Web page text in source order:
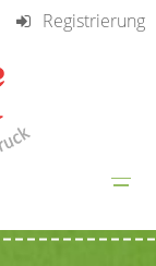
Registrierung